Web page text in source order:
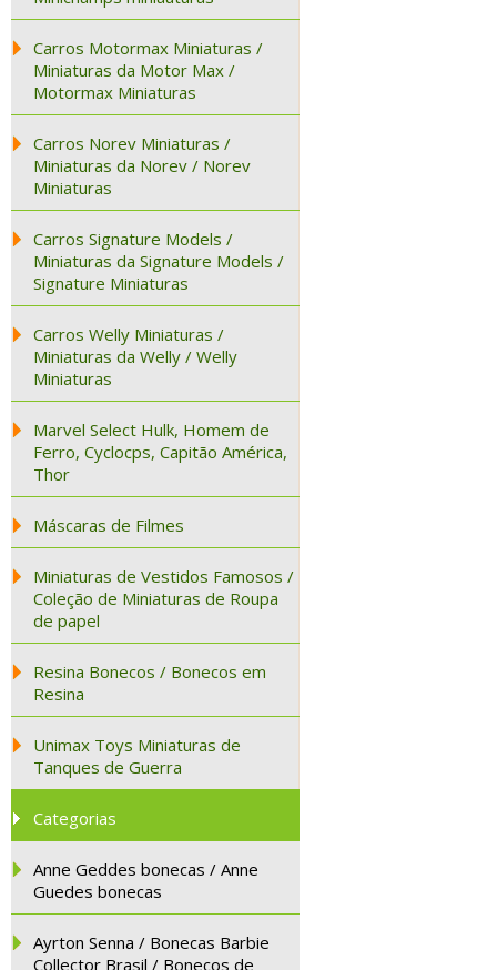
Carros Motormax Miniaturas /
Miniaturas da Motor Max /
Motormax Miniaturas
Carros Norev Miniaturas /
Miniaturas da Norev / Norev
Miniaturas
Carros Signature Models /
Miniaturas da Signature Models /
Signature Miniaturas
Carros Welly Miniaturas /
Miniaturas da Welly / Welly
Miniaturas
Marvel Select Hulk, Homem de
Ferro, Cyclocps, Capitão América,
Thor
Máscaras de Filmes
Miniaturas de Vestidos Famosos /
Coleção de Miniaturas de Roupa
de papel
Resina Bonecos / Bonecos em
Resina
Unimax Toys Miniaturas de
Tanques de Guerra
Categorias
Anne Geddes bonecas / Anne
Guedes bonecas
Ayrton Senna / Bonecas Barbie
Collector Brasil / Bonecos de